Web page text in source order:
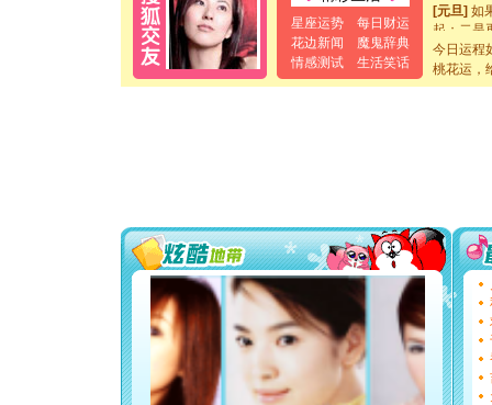
星座运势
每日财运
花边新闻
魔鬼辞典
情感测试
生活笑话
[元旦]如
起；二是
离。水
[元旦]当
泣，这痛
[圣诞节]
你太多，
要平安
[圣诞节]
能正大
都要快乐
[圣诞节]
如意,快
[元旦]
看
断电。
今日运程
桃花运，